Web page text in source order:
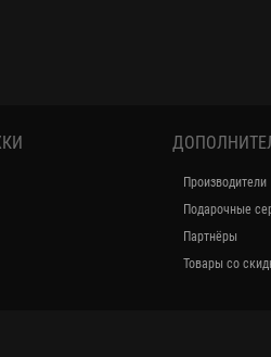
Производители
Подарочные
Партнёры
Товары со